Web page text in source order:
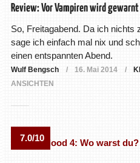
Review: Vor Vampiren wird
So, Freitagabend. Da ich nichts
sage ich einfach mal nix und
einen entspannten Abend.
Wulf Bengsch 16. Mai 2014
ANSICHTEN
7.0/10